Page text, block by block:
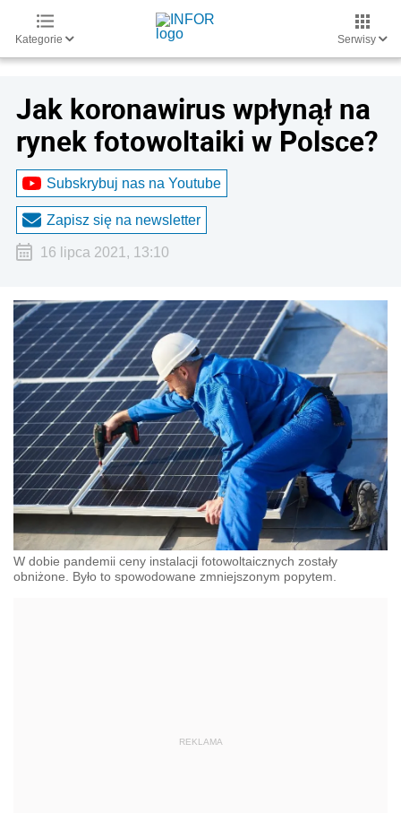
Kategorie Serwisy
Jak koronawirus wpłynął na
rynek fotowoltaiki w Polsce?
Subskrybuj nas na Youtube
Zapisz się na newsletter
16 lipca 2021, 13:10
W dobie pandemii ceny instalacji fotowoltaicznych zostały
obniżone. Było to spowodowane zmniejszonym popytem.